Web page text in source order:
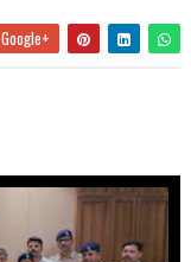
Google+